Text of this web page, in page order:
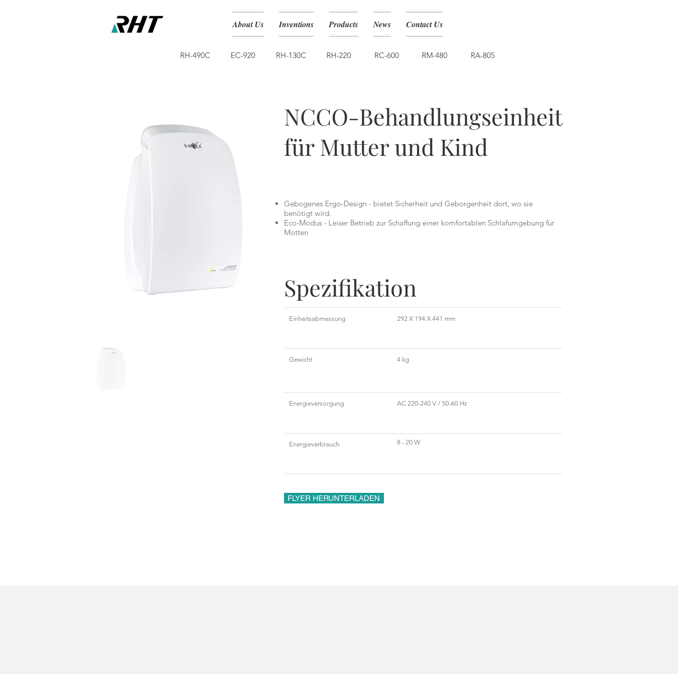
About Us Inventions Products News Contact Us
RH-490C EC-920 RH-130C RH-220 RC-600 RM-480 RA-805
NCCO-Behandlungseinheit
für Mutter und Kind
Gebogenes Ergo-Design - bietet Sicherheit und Geborgenheit dort, wo sie
benötigt wird.
Eco-Modus - Leiser Betrieb zur Schaffung einer komfortablen Schlafumgebung für
Motten
Spezifikation
Einheitsabmessung 292 X 194 X 441 mm
Gewicht 4 kg
Energieversorgung AC 220-240 V / 50-60 Hz
Energieverbrauch 8 - 20 W
FLYER HERUNTERLADEN